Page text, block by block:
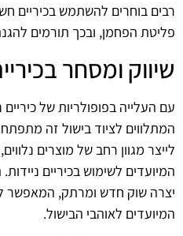
רבים בוחרים להשתמש בכיריים
פליטת הפחמן, ובכך תורמים
שיווק ומסחר
עם העלייה בפופולריות של
המתלווים לציוד בישול זה
לייצר מגוון רחב של מוצרים
המיועדים לשימוש בכיריים
יצרה שוק חדש ומרתק, המאפשר
המיועדים לאוהבי הבישול.